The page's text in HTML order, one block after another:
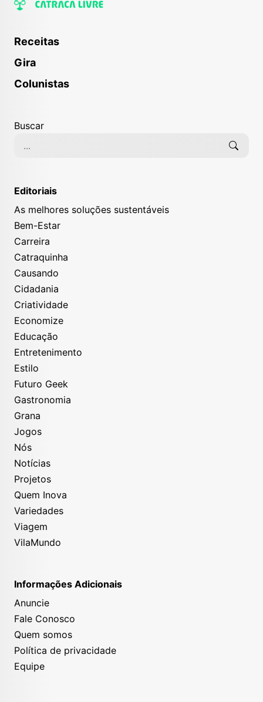
Receitas
Gira
Colunistas
Buscar
Editoriais
As melhores soluções sustentáveis
Bem-Estar
Carreira
Catraquinha
Causando
Cidadania
Criatividade
Economize
Educação
Entretenimento
Estilo
Futuro Geek
Gastronomia
Grana
Jogos
Nós
Notícias
Projetos
Quem Inova
Variedades
Viagem
VilaMundo
Informações Adicionais
Anuncie
Fale Conosco
Quem somos
Política de privacidade
Equipe